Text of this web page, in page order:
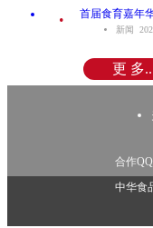
. 首届食育嘉年
新闻
更 多
合作
举报邮
中华食